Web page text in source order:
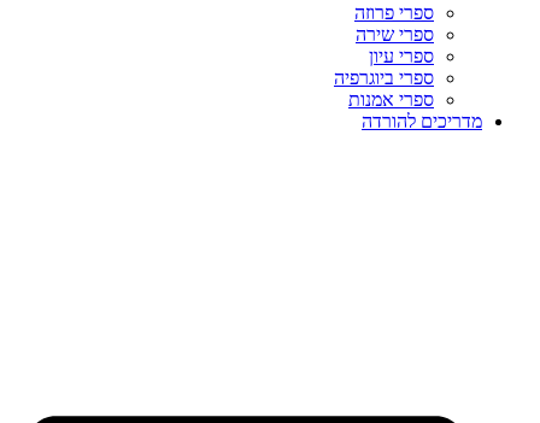
ספרי פרוזה
ספרי שירה
ספרי עיון
ספרי ביוגרפיה
ספרי אמנות
מדריכים להורדה